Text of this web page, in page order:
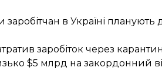
заробітчан в Україні
заробіток через карантин
$5 млрд на закордонний